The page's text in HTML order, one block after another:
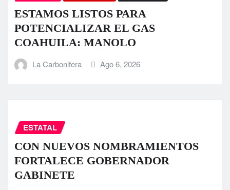
ESTAMOS LISTOS PARA
POTENCIALIZAR EL GAS
COAHUILA: MANOLO
La Carbonifera Ago 6, 2026
ESTATAL
CON NUEVOS NOMBRAMIENTOS
FORTALECE GOBERNADOR
GABINETE